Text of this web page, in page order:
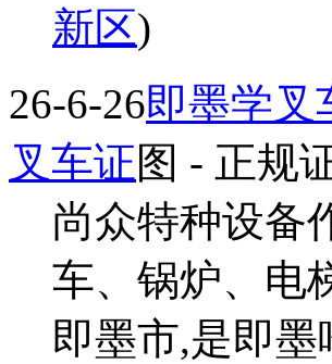
新区)
26-6-26即墨学叉
叉车证图 - 正规
尚众特种设备
车、锅炉、电
即墨市,是即